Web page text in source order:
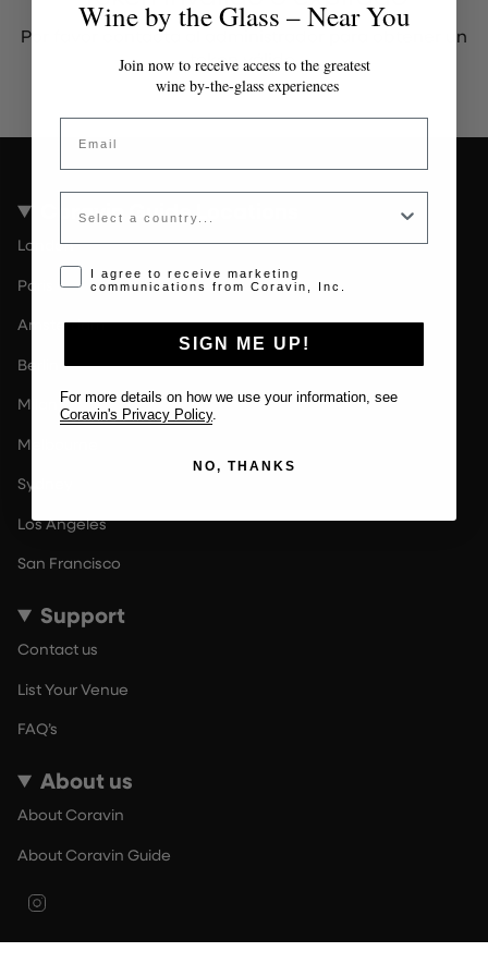
Por favor contacta al administrador para obtener un
token válido.
Coravin Guide Locations
London
Paris
Amsterdam
Berlin
Milan
Melbourne
Sydney
Los Angeles
San Francisco
Support
Contact us
List Your Venue
FAQ’s
About us
About Coravin
About Coravin Guide
Wine by the Glass – Near You
Join now to receive access to the greatest
wine by-the-glass experiences
Email
Country
Opt-in disclaimer
I agree to receive marketing
communications from Coravin, Inc.
SIGN ME UP!
For more details on how we use your information, see
Coravin's Privacy Policy
NO, THANKS